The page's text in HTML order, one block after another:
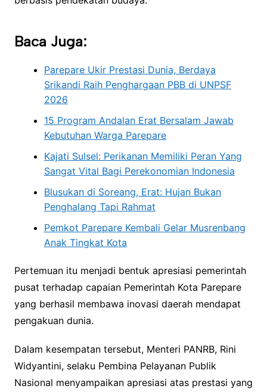
Baca Juga:
Parepare Ukir Prestasi Dunia, Berdaya
Srikandi Raih Penghargaan PBB di UNPSF
2026
15 Program Andalan Erat Bersalam Jawab
Kebutuhan Warga Parepare
Kajati Sulsel: Perikanan Memiliki Peran Yang
Sangat Vital Bagi Perekonomian Indonesia
Blusukan di Soreang, Erat: Hujan Bukan
Penghalang Tapi Rahmat
Pemkot Parepare Kembali Gelar Musrenbang
Anak Tingkat Kota
Pertemuan itu menjadi bentuk apresiasi pemerintah
pusat terhadap capaian Pemerintah Kota Parepare
yang berhasil membawa inovasi daerah mendapat
pengakuan dunia.
Dalam kesempatan tersebut, Menteri PANRB, Rini
Widyantini, selaku Pembina Pelayanan Publik
Nasional menyampaikan apresiasi atas prestasi yang